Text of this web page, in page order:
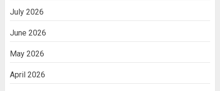
July 2026
June 2026
May 2026
April 2026